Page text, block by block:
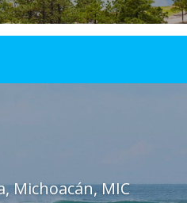
Michoacán, MIC